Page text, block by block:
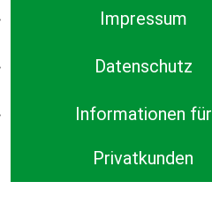
Impressum
Datenschutz
Informationen für
Privatkunden